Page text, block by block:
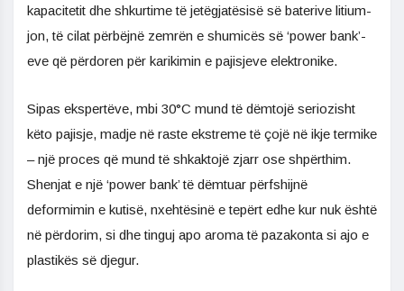
kapacitetit dhe shkurtime të jetëgjatësisë së baterive litium-
jon, të cilat përbëjnë zemrën e shumicës së ‘power bank’-
eve që përdoren për karikimin e pajisjeve elektronike.
Sipas ekspertëve, mbi 30°C mund të dëmtojë seriozisht
këto pajisje, madje në raste ekstreme të çojë në ikje termike
– një proces që mund të shkaktojë zjarr ose shpërthim.
Shenjat e një ‘power bank’ të dëmtuar përfshijnë
deformimin e kutisë, nxehtësinë e tepërt edhe kur nuk është
në përdorim, si dhe tinguj apo aroma të pazakonta si ajo e
plastikës së djegur.